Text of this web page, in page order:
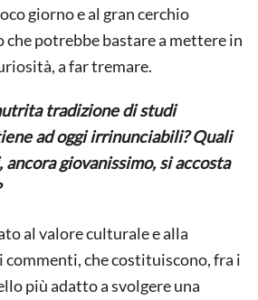
giorno e al gran cerchio
che potrebbe bastare a mettere in
a far tremare.
tradizione di studi
ad oggi irrinunciabili? Quali
giovanissimo, si accosta
al valore culturale e alla
commenti, che costituiscono, fra i
più adatto a svolgere una